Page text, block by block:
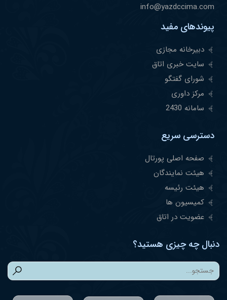
info@yazdccima.com
پیوندهای مفید
دبیرخانه مجازی
سایت خبری اتاق
شورای گفتگو
مرکز داوری
سامانه 2430
دسترسی سریع
صفحه اصلی پورتال
هیئت نمایندگان
هیئت رئیسه
کمیسیون ها
عضویت در اتاق
دنبال چه چیزی هستید؟